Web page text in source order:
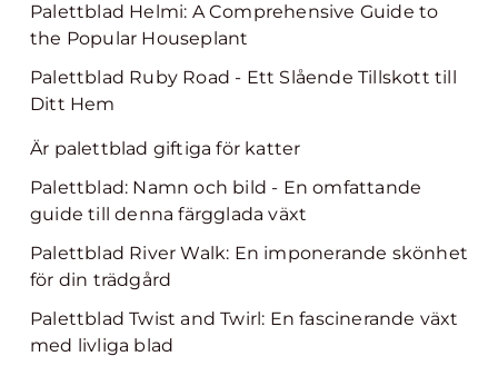
Palettblad Helmi: A Comprehensive Guide to
the Popular Houseplant
Palettblad Ruby Road - Ett Slående Tillskott till
Ditt Hem
Är palettblad giftiga för katter
Palettblad: Namn och bild - En omfattande
guide till denna färgglada växt
Palettblad River Walk: En imponerande skönhet
för din trädgård
Palettblad Twist and Twirl: En fascinerande växt
med livliga blad